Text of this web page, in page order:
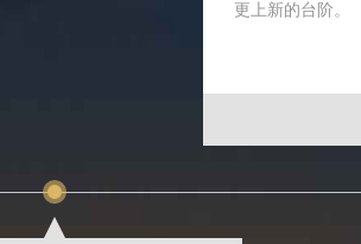
更上新的台阶。